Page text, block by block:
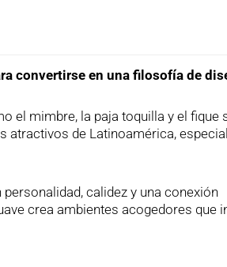
convertirse en una filosofía de
el mimbre, la paja toquilla y el fique
atractivos de Latinoamérica,
calidez y una conexión
crea ambientes acogedores que